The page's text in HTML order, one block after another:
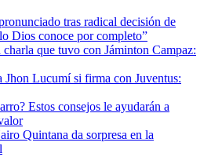
tras radical decisión de
Dios conoce por completo”
que tuvo con Jáminton Campaz:
Jhon Lucumí si firma con Juventus:
Estos consejos le ayudarán a
Quintana da sorpresa en la